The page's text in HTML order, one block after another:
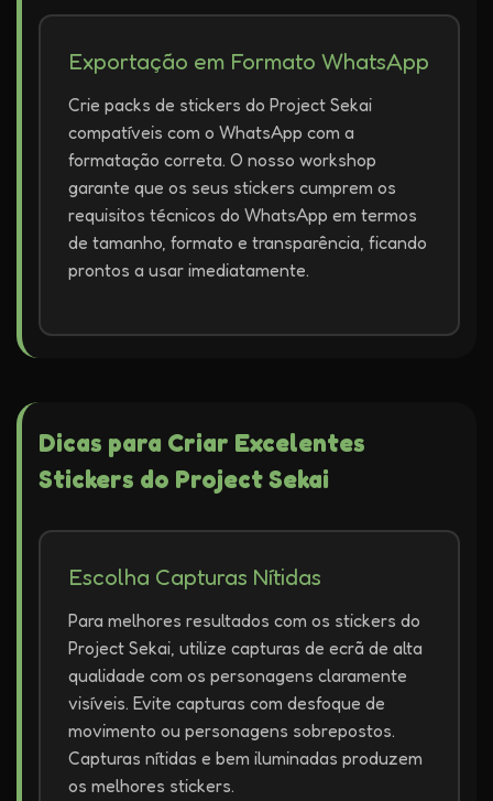
Exportação em Formato WhatsApp
Crie packs de stickers do Project Sekai
compatíveis com o WhatsApp com a
formatação correta. O nosso workshop
garante que os seus stickers cumprem os
requisitos técnicos do WhatsApp em termos
de tamanho, formato e transparência, ficando
prontos a usar imediatamente.
Dicas para Criar Excelentes
Stickers do Project Sekai
Escolha Capturas Nítidas
Para melhores resultados com os stickers do
Project Sekai, utilize capturas de ecrã de alta
qualidade com os personagens claramente
visíveis. Evite capturas com desfoque de
movimento ou personagens sobrepostos.
Capturas nítidas e bem iluminadas produzem
os melhores stickers.